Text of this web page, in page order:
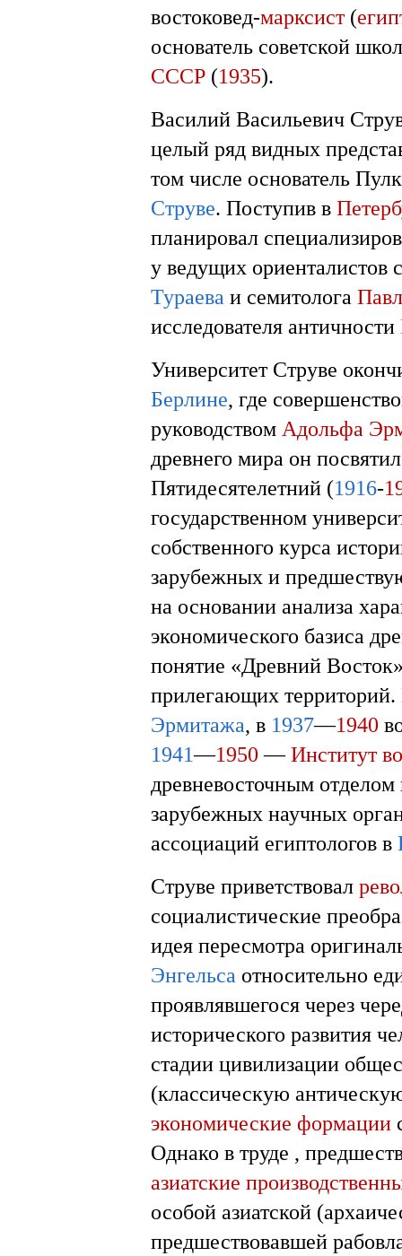
востоковед-марксист(
основатель советской
СССР (1935).
Василий Васильевич
целый ряд видных
том числе основатель
Струве. Поступив в
планировал
у ведущих
Тураева и семитолога
исследователя античности
Университет Струве
Берлине, где
руководством Адольфа
древнего мира он
Пятидесятелетний (1916-
государственном
собственного курса
зарубежных и
на основании анализа
экономического базиса
понятие «Древний
прилегающих
Эрмитажа, в 1937—1940
1941—1950 —Институт
древневосточным
зарубежных научных
ассоциаций египтологов в
Струве приветствовал
социалистические
идея пересмотра
Энгельса относительно
проявлявшегося через
исторического развития
стадии цивилизации
(классическую
экономические формации
Однако в труде ,
азиатские
особой азиатской
предшествовавшей